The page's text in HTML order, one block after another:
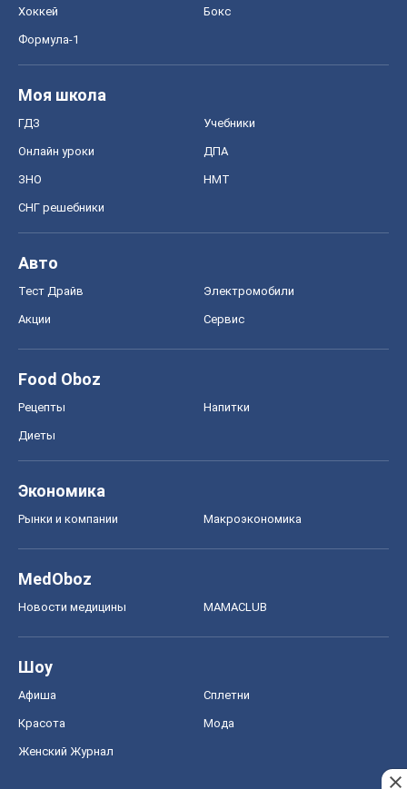
Хоккей Бокс
Формула-1
Моя школа
ГДЗ Учебники
Онлайн уроки ДПА
ЗНО НМТ
СНГ решебники
Авто
Тест Драйв Электромобили
Акции Сервис
Food Oboz
Рецепты Напитки
Диеты
Экономика
Рынки и компании Mакроэкономика
MedOboz
Новости медицины MAMACLUB
Шоу
Афиша Сплетни
Красота Мода
Женский Журнал